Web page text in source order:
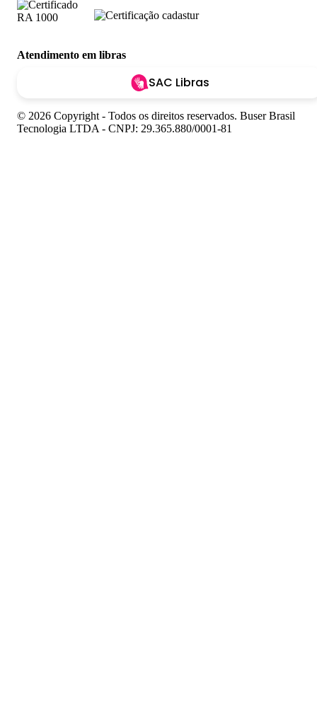
Atendimento em libras
SAC Libras
© 2026 Copyright - Todos os direitos reservados. Buser Brasil
Tecnologia LTDA - CNPJ: 29.365.880/0001-81